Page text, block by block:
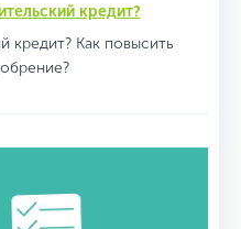
кредит?
кредит? Как повысить